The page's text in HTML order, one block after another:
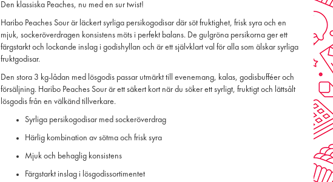
Den klassiska Peaches, nu med en sur twist!
Haribo Peaches Sour är läckert syrliga persikogodisar där söt fruktighet, frisk syra och en
mjuk, sockeröverdragen konsistens möts i perfekt balans. De gulgröna persikorna ger ett
färgstarkt och lockande inslag i godishyllan och är ett självklart val för alla som älskar syrliga
fruktgodisar.
Den stora 3 kg-lådan med lösgodis passar utmärkt till evenemang, kalas, godisbufféer och
försäljning. Haribo Peaches Sour är ett säkert kort när du söker ett syrligt, fruktigt och lättsålt
lösgodis från en välkänd tillverkare.
Syrliga persikogodisar med sockeröverdrag
Härlig kombination av sötma och frisk syra
Mjuk och behaglig konsistens
Färgstarkt inslag i lösgodissortimentet